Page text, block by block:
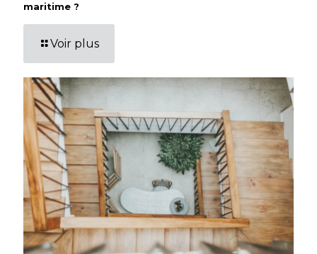
maritime ?
Voir plus